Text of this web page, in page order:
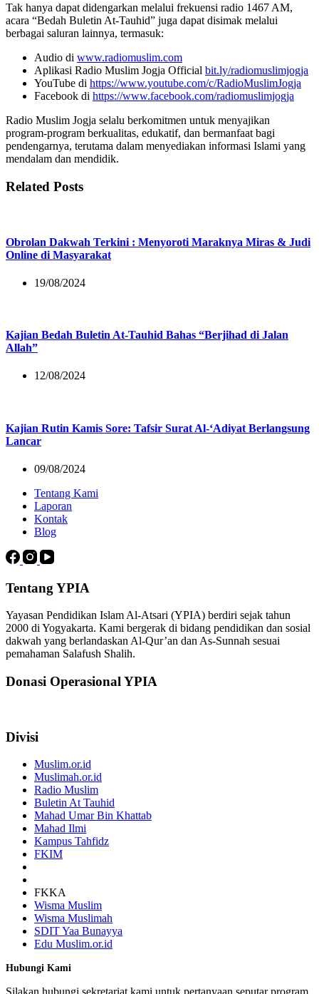
Tak hanya dapat didengarkan melalui frekuensi radio 1467 AM,
acara “Bedah Buletin At-Tauhid” juga dapat disimak melalui
berbagai saluran lainnya, termasuk:
Audio di www.radiomuslim.com
Aplikasi Radio Muslim Jogja Official bit.ly/radiomuslimjogja
YouTube di https://www.youtube.com/c/RadioMuslimJogja
Facebook di https://www.facebook.com/radiomuslimjogja
Radio Muslim Jogja selalu berkomitmen untuk menyajikan
program-program berkualitas, edukatif, dan bermanfaat bagi
pendengarnya, terutama dalam menyediakan informasi Islami yang
mendalam dan mendidik.
Related Posts
Obrolan Dakwah Terkini : Menyoroti Maraknya Miras & Judi
Online di Masyarakat
19/08/2024
Kajian Bedah Buletin At-Tauhid Bahas “Berjihad di Jalan
Allah”
12/08/2024
Kajian Rutin Kamis Sore: Tafsir Surat Al-‘Adiyat Berlangsung
Lancar
09/08/2024
Tentang Kami
Laporan
Kontak
Blog
Tentang YPIA
Yayasan Pendidikan Islam Al-Atsari (YPIA) berdiri sejak tahun
2000 di Yogyakarta. Kami bergerak di bidang pendidikan dan sosial
dakwah yang berlandaskan Al-Qur’an dan As-Sunnah sesuai
pemahaman Salafush Shalih.
Donasi Operasional YPIA
Divisi
Muslim.or.id
Muslimah.or.id
Radio Muslim
Buletin At Tauhid
Mahad Umar Bin Khattab
Mahad Ilmi
Kampus Tahfidz
FKIM
FKKA
Wisma Muslim
Wisma Muslimah
SDIT Yaa Bunayya
Edu Muslim.or.id
Hubungi Kami